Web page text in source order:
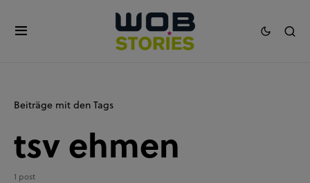
Beiträge mit den Tags
tsv ehmen
1 post